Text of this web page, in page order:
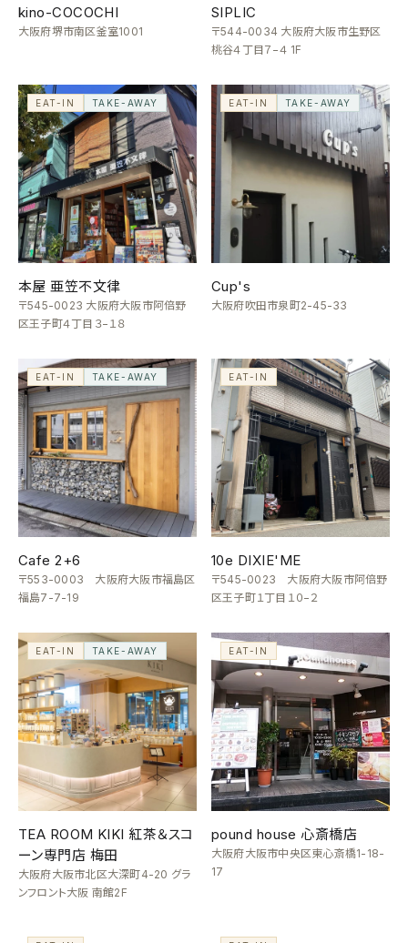
kino-COCOCHI
大阪府堺市南区釜室1001
SIPLIC
〒544-0034 大阪府大阪市生野区
桃谷４丁目７−４ 1F
EAT-IN TAKE-AWAY
本屋 亜笠不文律
〒545-0023 大阪府大阪市阿倍野
区王子町４丁目３−１８
EAT-IN TAKE-AWAY
Cup's
大阪府吹田市泉町2-45-33
EAT-IN TAKE-AWAY
Cafe 2+6
〒553-0003 大阪府大阪市福島区
福島7-7-19
EAT-IN
10e DIXIE'ME
〒545-0023 大阪府大阪市阿倍野
区王子町１丁目１０−２
EAT-IN TAKE-AWAY
TEA ROOM KIKI 紅茶＆スコ
ーン専門店 梅田
大阪府大阪市北区大深町4-20 グラ
ンフロント大阪 南館2F
EAT-IN
pound house 心斎橋店
大阪府大阪市中央区東心斎橋1-18-
17